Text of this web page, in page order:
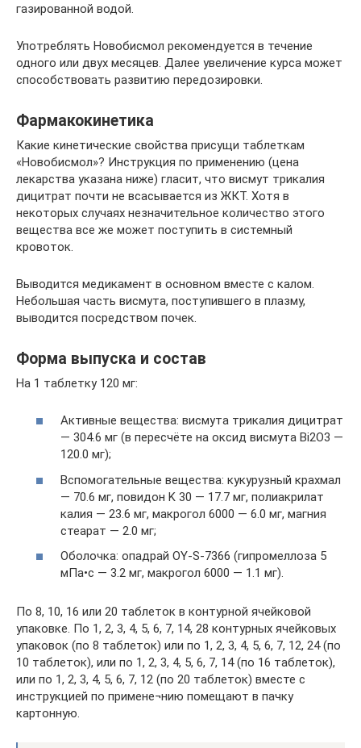
газированной водой.
Употреблять Новобисмол рекомендуется в течение
одного или двух месяцев. Далее увеличение курса может
способствовать развитию передозировки.
Фармакокинетика
Какие кинетические свойства присущи таблеткам
«Новобисмол»? Инструкция по применению (цена
лекарства указана ниже) гласит, что висмут трикалия
дицитрат почти не всасывается из ЖКТ. Хотя в
некоторых случаях незначительное количество этого
вещества все же может поступить в системный
кровоток.
Выводится медикамент в основном вместе с калом.
Небольшая часть висмута, поступившего в плазму,
выводится посредством почек.
Форма выпуска и состав
На 1 таблетку 120 мг:
Активные вещества: висмута трикалия дицитрат
— 304.6 мг (в пересчёте на оксид висмута Bi2O3 —
120.0 мг);
Вспомогательные вещества: кукурузный крахмал
— 70.6 мг, повидон K 30 — 17.7 мг, полиакрилат
калия — 23.6 мг, макрогол 6000 — 6.0 мг, магния
стеарат — 2.0 мг;
Оболочка: опадрай OY-S-7366 (гипромеллоза 5
мПа•с — 3.2 мг, макрогол 6000 — 1.1 мг).
По 8, 10, 16 или 20 таблеток в контурной ячейковой
упаковке. По 1, 2, 3, 4, 5, 6, 7, 14, 28 контурных ячейковых
упаковок (по 8 таблеток) или по 1, 2, 3, 4, 5, 6, 7, 12, 24 (по
10 таблеток), или по 1, 2, 3, 4, 5, 6, 7, 14 (по 16 таблеток),
или по 1, 2, 3, 4, 5, 6, 7, 12 (по 20 таблеток) вместе с
инструкцией по примене¬нию помещают в пачку
картонную.